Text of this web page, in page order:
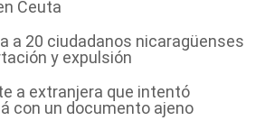
Ceuta
a 20 ciudadanos nicaragüenses
y expulsión
a extranjera que intentó
con un documento ajeno